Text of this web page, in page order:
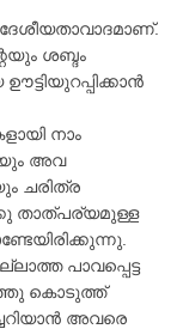
ശബ്ദം
നാം
അവ
ചരിത്ര
താത്പര്യമുള്ള
പാവപ്പെട്ട
കൊടുത്ത്
അവരെ